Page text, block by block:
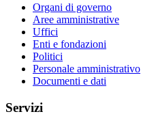
Organi di governo
Aree amministrative
Uffici
Enti e fondazioni
Politici
Personale amministrativo
Documenti e dati
Servizi